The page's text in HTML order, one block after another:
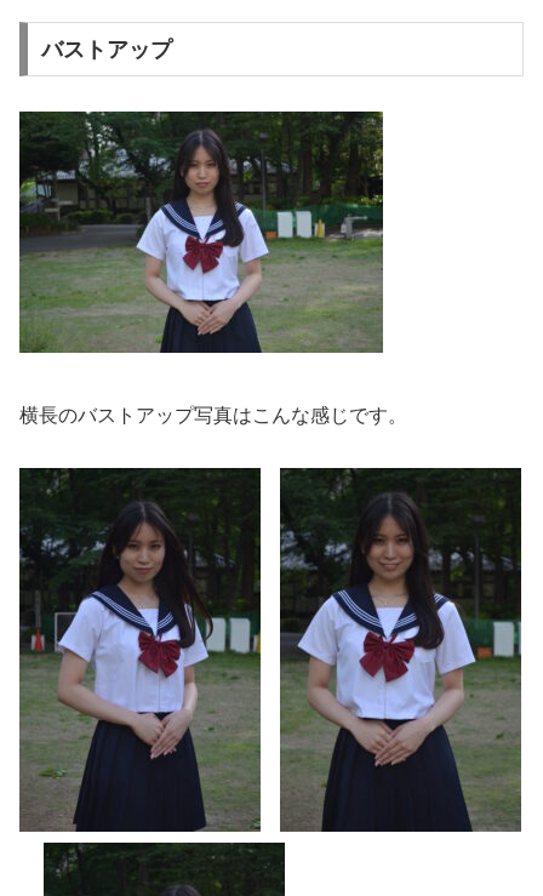
バストアップ
横長のバストアップ写真はこんな感じです。